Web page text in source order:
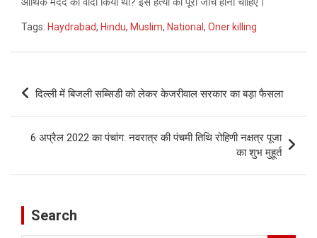
Tags: Haydrabad, Hindu, Muslim, National , Oner killing
Post
दिल्ली में बिजली सब्सिडी को लेकर केजरीवाल सरकार का बड़ा फैसला
6 अप्रैल 2022 का पंचांग: नवरात्र की पंचमी तिथि रोहिणी नक्षत्र पूजा
का शुभ मुहूर्त
Search